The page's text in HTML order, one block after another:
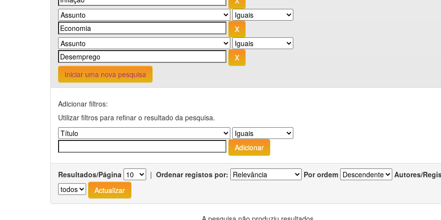
Iniciar uma nova pesquisa
Adicionar filtros:
Utilizar filtros para refinar o resultado da pesquisa.
Resultados/Página | Ordenar registos por: Por ordem Autores/